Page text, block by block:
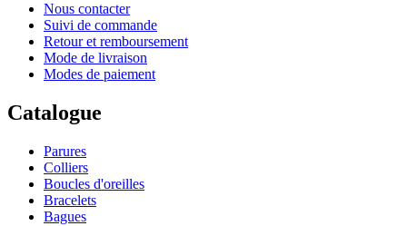
Nous contacter
Suivi de commande
Retour et remboursement
Mode de livraison
Modes de paiement
Catalogue
Parures
Colliers
Boucles d'oreilles
Bracelets
Bagues